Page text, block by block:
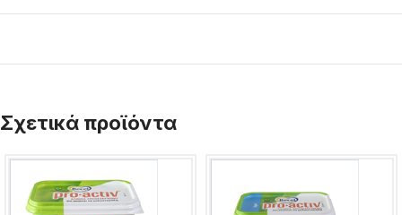
Σχετικά προϊόντα